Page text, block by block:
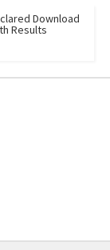
Download
Results